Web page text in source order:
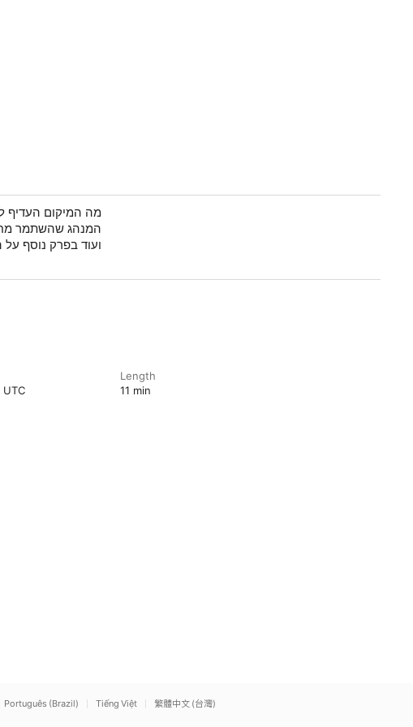
מה המיקום העדיף
המנהג שהשתמר
ועוד בפרק נוסף על
Length
11 min
Português (Brazil) Tiếng Việt 繁體中文 (台灣)